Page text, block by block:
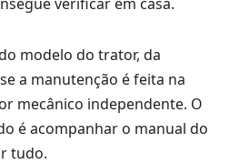
modelo do trator, da
a manutenção é feita na
mecânico independente. O
é acompanhar o manual do
tudo.